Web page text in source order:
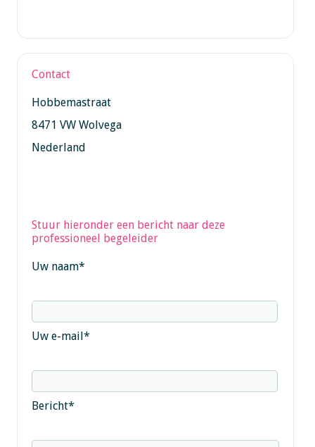
Contact
Hobbemastraat
8471 VW Wolvega
Nederland
Stuur hieronder een bericht naar deze
professioneel begeleider
Uw naam*
Uw e-mail*
Bericht*